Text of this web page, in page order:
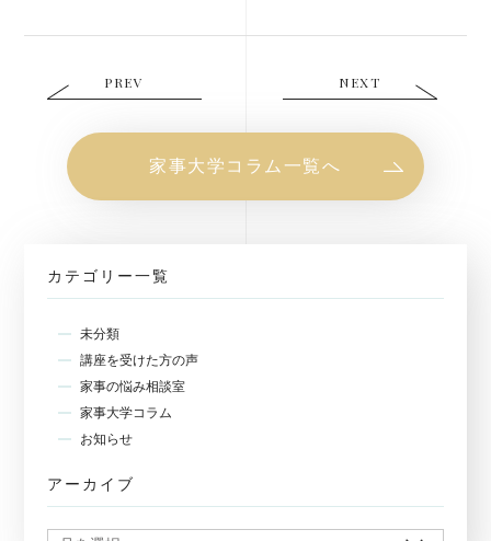
PREV NEXT
家事大学コラム一覧へ
カテゴリー一覧
未分類
講座を受けた方の声
家事の悩み相談室
家事大学コラム
お知らせ
アーカイブ